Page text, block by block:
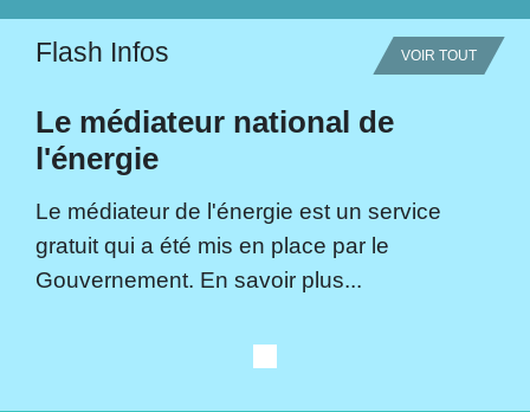
Flash Infos VOIR TOUT
Le médiateur national de
l'énergie
Le médiateur de l'énergie est un service
gratuit qui a été mis en place par le
Gouvernement. En savoir plus...